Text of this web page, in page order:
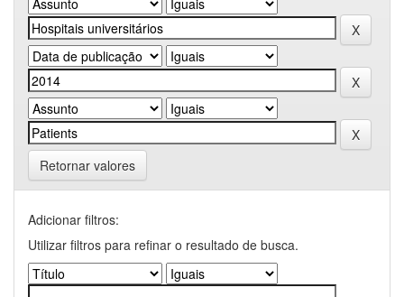
Retornar valores
Adicionar filtros:
Utilizar filtros para refinar o resultado de busca.